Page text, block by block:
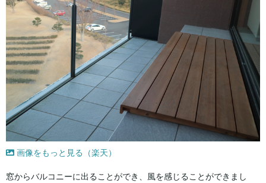
画像をもっと見る（楽天）
窓からバルコニーに出ることができ、風を感じることができまし